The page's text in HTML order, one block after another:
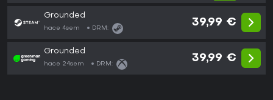
Grounded
hace 4sem DRM:
39,99 €
Grounded
hace 24sem DRM:
39,99 €